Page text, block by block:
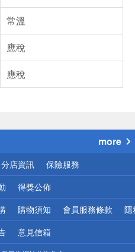
常溫
應稅
應稅
！
more
分店資訊 保險服務
得獎公佈
購物須知 會員服務條款 隱
意見信箱